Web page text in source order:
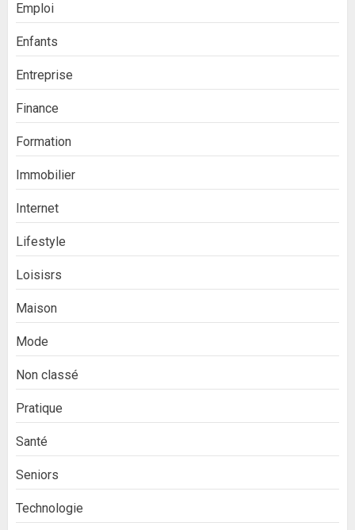
Emploi
Enfants
Entreprise
Finance
Formation
Immobilier
Internet
Lifestyle
Loisisrs
Maison
Mode
Non classé
Pratique
Santé
Seniors
Technologie